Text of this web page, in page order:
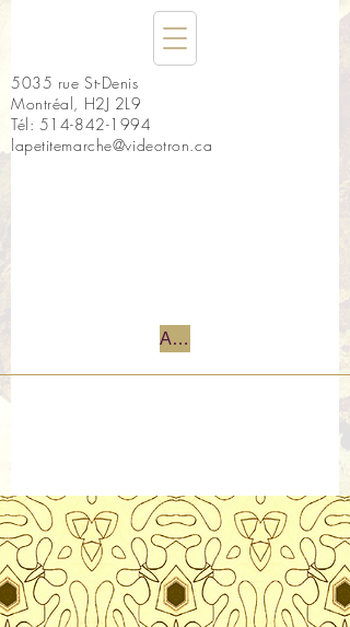
5035 rue St-Denis
Montréal, H2J 2L9
Tél: 514-842-1994
lapetitemarche@videotron.ca
Accueil